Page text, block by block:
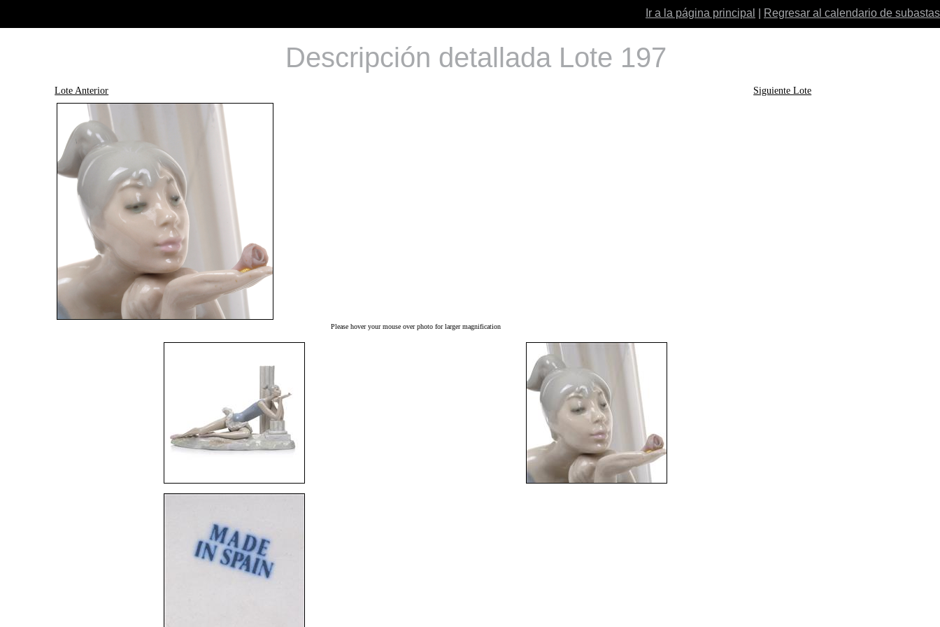
Ir a la página principal Regresar al calendario de subastas
Descripción detallada Lote 197
Lote Anterior Siguiente Lote
Please hover your mouse over photo for larger magnification